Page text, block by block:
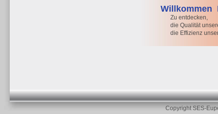
Willkommen
Zu entdecken,
die Qualität
die Effizienz
Copyright SES-